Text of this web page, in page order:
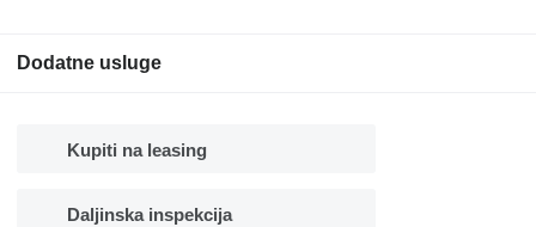
Dodatne usluge
Kupiti na leasing
Daljinska inspekcija